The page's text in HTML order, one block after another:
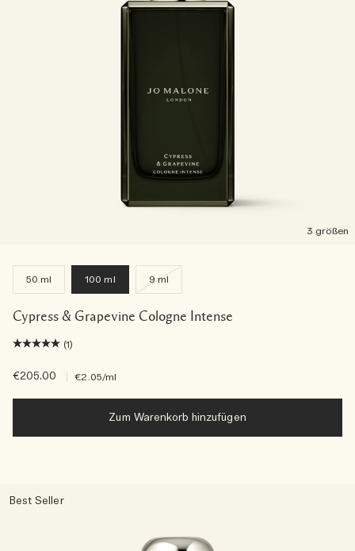
3 größen
50 ml 100 ml 9 ml
Cypress & Grapevine Cologne Intense
(1)
€205.00 €2.05/ml
Zum Warenkorb hinzufügen
Best Seller